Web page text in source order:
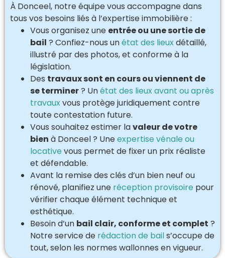
À Donceel, notre équipe vous accompagne dans
tous vos besoins liés à l’expertise immobilière :
Vous organisez une entrée ou une sortie de
bail ? Confiez-nous unétat des lieuxdétaillé,
illustré par des photos, et conforme à la
législation.
Des travaux sont en cours ou viennent de
se terminer? Unétat des lieux avant ou après
travauxvous protège juridiquement contre
toute contestation future.
Vous souhaitez estimer lavaleur de votre
bien à Donceel ? Uneexpertise vénale ou
locative vous permet de fixer un prix réaliste
et défendable.
Avant la remise des clés d’un bien neuf ou
rénové, planifiez une réception provisoire pour
vérifier chaque élément technique et
esthétique.
Besoin d’un bail clair, conforme et complet ?
Notre service de rédaction de bails’occupe de
tout, selon les normes wallonnes en vigueur.